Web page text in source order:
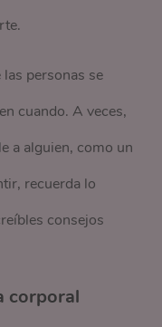
personas se
cuando. A veces,
a alguien, como un
recuerda lo
consejos
corporal